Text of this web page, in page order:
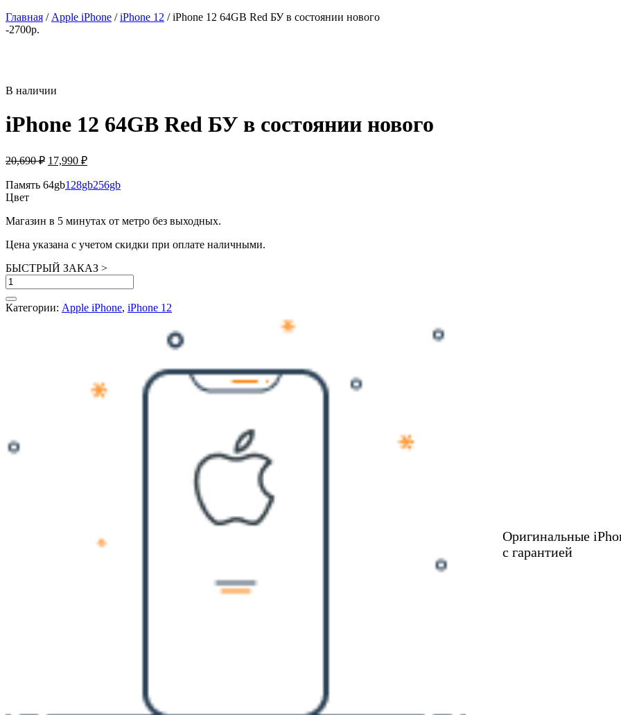
Главная / Apple iPhone /iPhone 12 / iPhone 12 64GB Red БУ в состоянии нового
-2700р.
В наличии
iPhone 12 64GB Red БУ в состоянии нового
20,690₽ Первоначальная
составляла
17,990 ₽Текущая
17,990 ₽.
Память 64gb128gb256gb
Цвет
Магазин в 5 минутах от метро без выходных.
Цена указана с учетом скидки при оплате наличными.
БЫСТРЫЙ ЗАКАЗ >
Количество
товара
iPhone
Категории: Apple iPhone, iPhone 12
Оригинальные
с гарантией